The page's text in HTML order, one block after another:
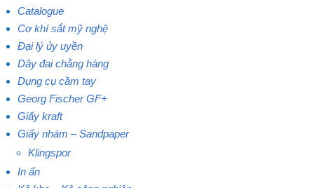
Catalogue
Cơ khí sắt mỹ nghệ
Đại lý ủy uyền
Dây đai chằng hàng
Dụng cụ cầm tay
Georg Fischer GF+
Giấy kraft
Giấy nhám – Sandpaper
Klingspor
In ấn